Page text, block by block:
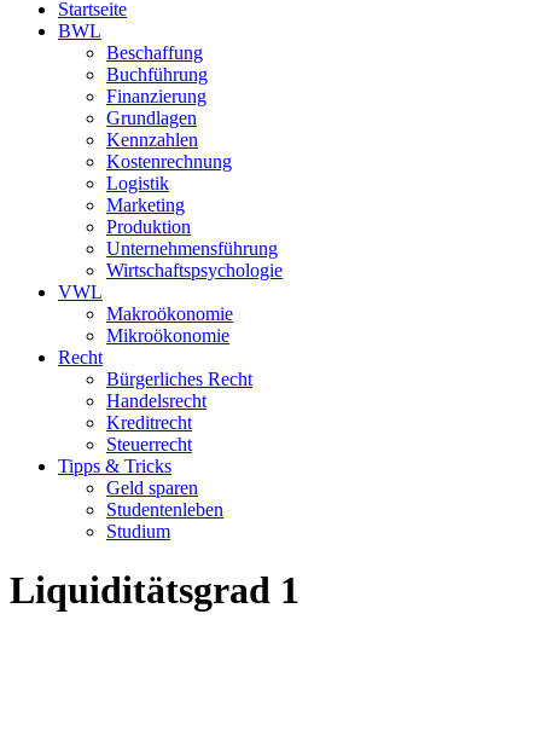
Startseite
BWL
Beschaffung
Buchführung
Finanzierung
Grundlagen
Kennzahlen
Kostenrechnung
Logistik
Marketing
Produktion
Unternehmensführung
Wirtschaftspsychologie
VWL
Makroökonomie
Mikroökonomie
Recht
Bürgerliches Recht
Handelsrecht
Kreditrecht
Steuerrecht
Tipps & Tricks
Geld sparen
Studentenleben
Studium
Liquiditätsgrad 1